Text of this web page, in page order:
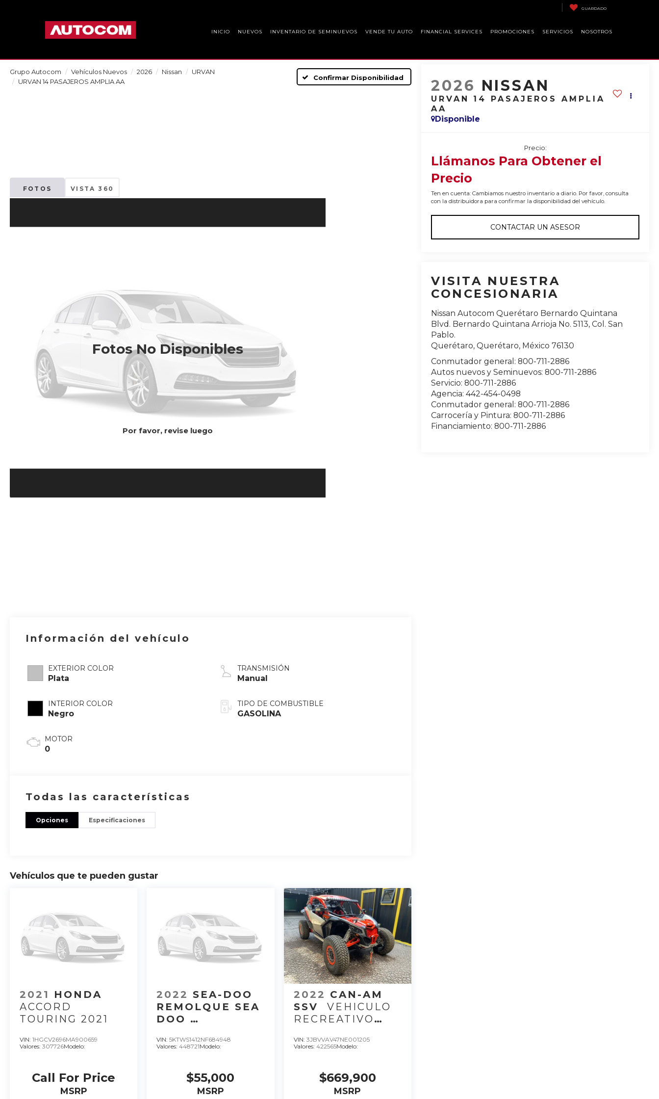
GUARDADO
INICIO NUEVOS INVENTARIO DE SEMINUEVOS VENDE TU AUTO FINANCIAL SERVICES PROMOCIONES SERVICIOS NOSOTROS
Grupo Autocom Vehículos Nuevos 2026 Nissan
URVAN
URVAN 14 PASAJEROS AMPLIA AA
Confirmar Disponibilidad
FOTOS VISTA 360
Fotos No Disponibles
Por favor, revise luego
2026 NISSAN
URVAN 14 PASAJEROS AMPLIA
AA
Disponible
Precio:
Llámanos Para Obtener el
Precio
Ten en cuenta: Cambiamos nuestro inventario a diario. Por favor, consulta
con la distribuidora para confirmar la disponibilidad del vehículo.
CONTACTAR UN ASESOR
VISITA NUESTRA
CONCESIONARIA
Nissan Autocom Querétaro Bernardo Quintana
Blvd. Bernardo Quintana Arrioja No. 5113, Col. San
Pablo.
Querétaro,Querétaro, México 76130
Conmutador general:800-711-2886
Autos nuevos y Seminuevos:800-711-2886
Servicio:800-711-2886
Agencia:442-454-0498
Conmutador general:800-711-2886
Carrocería y Pintura:800-711-2886
Financiamiento:800-711-2886
Información del vehículo
EXTERIOR COLOR
Plata
INTERIOR COLOR
Negro
MOTOR
0
TRANSMISIÓN
Manual
TIPO DE COMBUSTIBLE
GASOLINA
Todas las características
Opciones Especificaciones
Vehículos que te pueden gustar
2021
HONDA
ACCORD
TOURING 2021
VIN: 1HGCV2696MA900659
Valores: 307726Modelo:
Call For Price
MSRP
2022 SEA-DOO
REMOLQUE SEA
DOO
SEADOO MOVE I
VIN:5KTWS1412NF684948
Valores:448721Modelo:
$55,000
MSRP
2022 CAN-AM
SSV
VEHICULO
RECREATIVO
CC 900, HP 200.
VIN: 3JBVVAV47NE001205
Valores: 422565Modelo:
$669,900
MSRP